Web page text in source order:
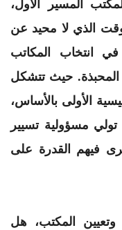
المسير الأول،
الذي لا محيد عن
في انتخاب المكاتب
المحبذة. حيث تتشكل
الأولى بالأساس،
مسؤولية تسيير
فيهم القدرة على
وتعيين المكتب، هل